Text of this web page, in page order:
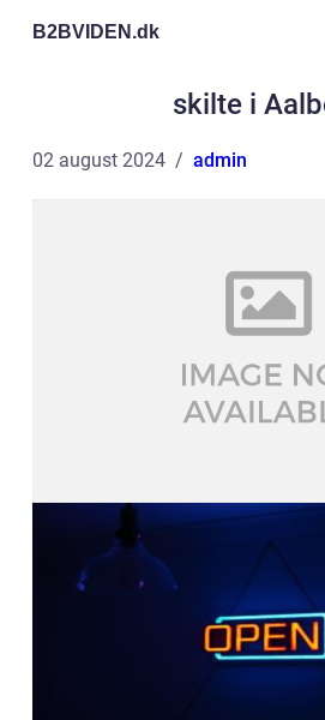
B2BVIDEN.dk
skilte i
02 august 2024 admin